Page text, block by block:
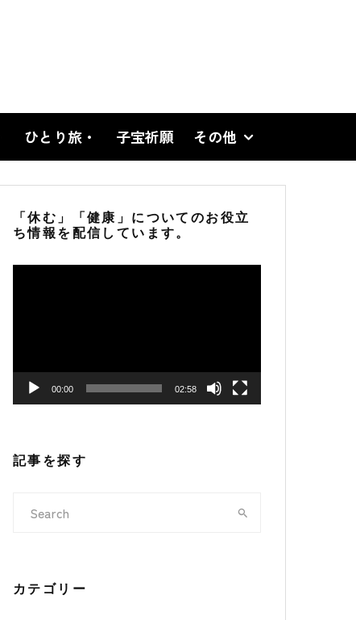
ひとり旅・ 子宝祈願 その他
「休む」「健康」についてのお役立
ち情報を配信しています。
00:00 02:58
記事を探す
カテゴリー